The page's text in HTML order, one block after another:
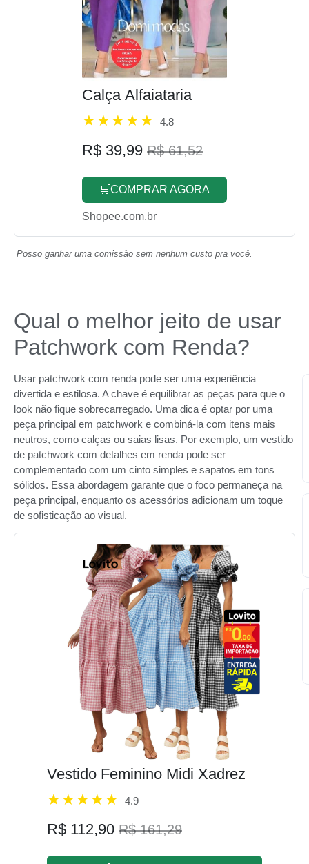
Calça Alfaiataria
4.8
R$ 39,99 R$ 61,52
🛒COMPRAR AGORA
Shopee.com.br
Posso ganhar uma comissão sem nenhum custo pra você.
Qual o melhor jeito de usar
Patchwork com Renda?
Usar patchwork com renda pode ser uma experiência
divertida e estilosa. A chave é equilibrar as peças para que o
look não fique sobrecarregado. Uma dica é optar por uma
peça principal em patchwork e combiná-la com itens mais
neutros, como calças ou saias lisas. Por exemplo, um vestido
de patchwork com detalhes em renda pode ser
complementado com um cinto simples e sapatos em tons
sólidos. Essa abordagem garante que o foco permaneça na
peça principal, enquanto os acessórios adicionam um toque
de sofisticação ao visual.
Vestido Feminino Midi Xadrez
4.9
R$ 112,90 R$ 161,29